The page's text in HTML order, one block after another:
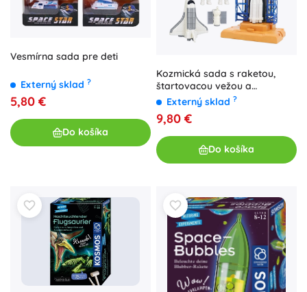
Vesmírna sada pre deti
Externý sklad ?
5,80 €
Do košíka
Kozmická sada s raketou,
štartovacou vežou a
astronautmi
Externý sklad ?
9,80 €
Do košíka